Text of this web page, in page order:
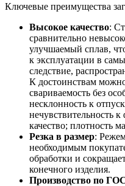
Ключевые преимущества
Высокое качество:
сравнительно
улучшаемый сплав,
к эксплуатации в
следствие,
К достоинствам
свариваемость без
несклонность к
нечувствительность
качество; плотность
Резка в размер:
необходимым
обработки и
конечного изделия.
Производство по